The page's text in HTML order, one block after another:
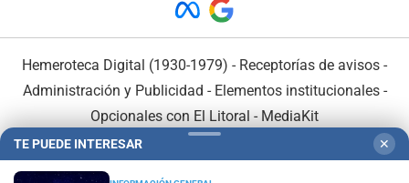
Hemeroteca Digital (1930-1979) - Receptorías de avisos -
Administración y Publicidad - Elementos institucionales-
Opcionales con El Litoral - MediaKit
TE PUEDE INTERESAR ✕